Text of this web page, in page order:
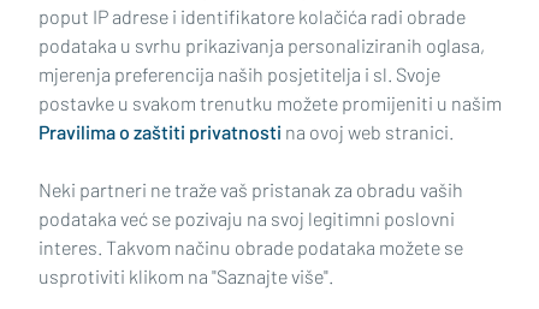
Impressum Uvjeti korištenja Politika privatnosti
Politika kolačića Kontakt Pritužbe Suradnici
Oglašavanje
RUBRIKE
poput IP adrese i identifikatore kolačića radi obrade
podataka u svrhu prikazivanja personaliziranih oglasa,
mjerenja preferencija naših posjetitelja i sl. Svoje
postavke u svakom trenutku možete promijeniti u našim
Pravilima o zaštiti privatnosti na ovoj web stranici.
Neki partneri ne traže vaš pristanak za obradu vaših
podataka već se pozivaju na svoj legitimni poslovni
interes. Takvom načinu obrade podataka možete se
usprotiviti klikom na "Saznajte više".